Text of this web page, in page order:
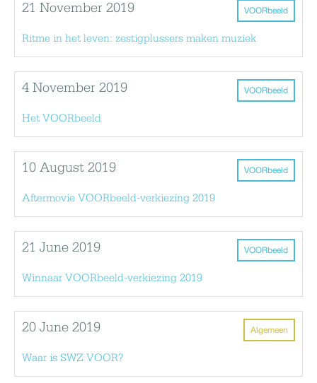
VOORbeeld
21 November 2019
Ritme in het leven: zestigplussers maken muziek
VOORbeeld
4 November 2019
Het VOORbeeld
VOORbeeld
10 August 2019
Aftermovie VOORbeeld-verkiezing 2019
VOORbeeld
21 June 2019
Winnaar VOORbeeld-verkiezing 2019
Algemeen
20 June 2019
Waar is SWZ VOOR?